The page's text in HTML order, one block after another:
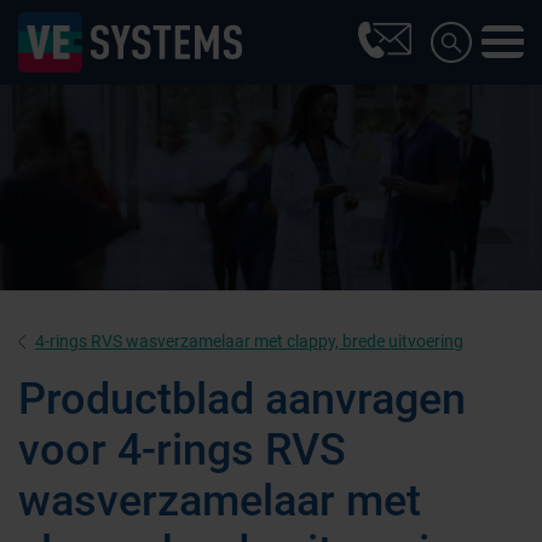
4-rings RVS wasverzamelaar met clappy, brede uitvoering
Productblad aanvragen
voor 4-rings RVS
wasverzamelaar met
Farmaceutische industrie